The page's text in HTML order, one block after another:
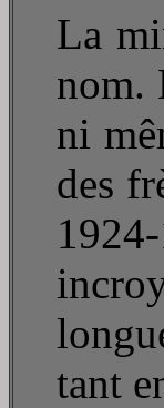
La
nom.
ni
des
tant